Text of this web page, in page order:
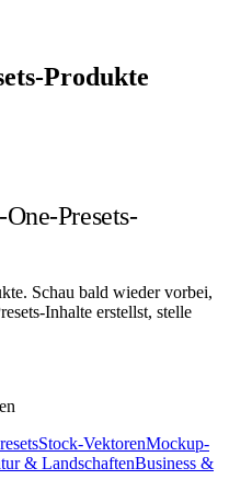
Produkte
Presets-
Schau bald wieder vorbei,
Inhalte erstellst, stelle
Stock-VektorenMockup-
& LandschaftenBusiness &